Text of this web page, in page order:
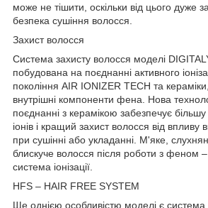
може не тішити, оскільки від цього дуже
безпека сушіння волосся.
Захист волосся
Система захисту волосся моделі
побудована на поєднанні активного
покоління AIR IONIZER TECH та
внутрішні компоненти фена. Нова
поєднанні з керамікою забезпечує більшу
іонів і кращий захист волосся від впливу
при сушінні або укладанні. М'яке,
блискуче волосся після роботи з феном
система іонізації.
HFS – HAIR FREE SYSTEM
Ще однією особливістю моделі є